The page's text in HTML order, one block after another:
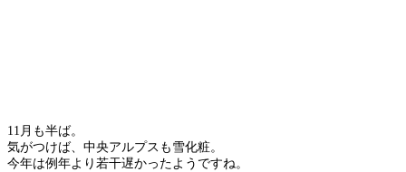
11月も半ば。
気がつけば、中央アルプスも雪化粧。
今年は例年より若干遅かったようですね。